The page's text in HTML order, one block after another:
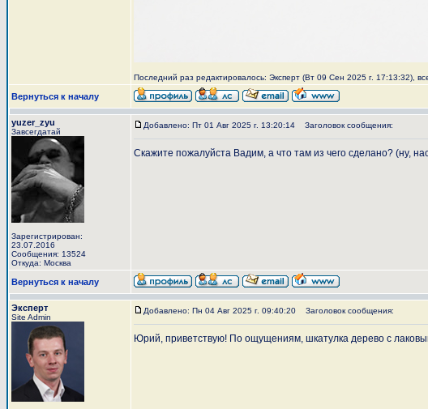
Последний раз редактировалось: Эксперт (Вт 09 Сен 2025 г. 17:13:32),
Вернуться к началу
yuzer_zyu
Завсегдатай
Зарегистрирован:
23.07.2016
Сообщения: 13524
Откуда: Москва
Добавлено: Пт 01 Авг 2025 г. 13:20:14 Заголовок сообщения:
Скажите пожалуйста Вадим, а что там из чего сделано? (ну,
Вернуться к началу
Эксперт
Site Admin
Добавлено: Пн 04 Авг 2025 г. 09:40:20 Заголовок сообщения:
Юрий, приветствую! По ощущениям, шкатулка дерево с